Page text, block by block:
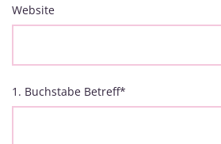
Website
1. Buchstabe Betreff*